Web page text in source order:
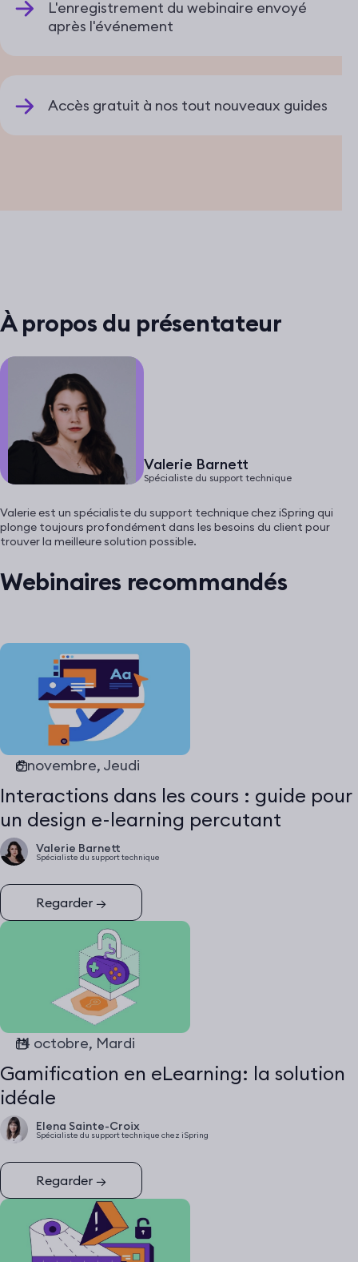
L'enregistrement du webinaire envoyé
après l'événement
Accès gratuit à nos tout nouveaux guides
À propos du présentateur
Valerie Barnett
Spécialiste du support technique
Valerie est un spécialiste du support technique chez iSpring qui
plonge toujours profondément dans les besoins du client pour
trouver la meilleure solution possible.
Webinaires recommandés
6 novembre, Jeudi
Interactions dans les cours : guide pour
un design e-learning percutant
Valerie Barnett
Spécialiste du support technique
Regarder →
14 octobre, Mardi
Gamification en eLearning: la solution
idéale
Elena Sainte-Croix
Spécialiste du support technique chez iSpring
Regarder →